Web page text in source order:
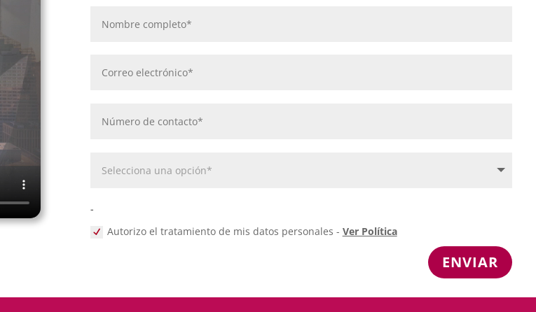
-
Autorizo el tratamiento de mis datos personales - Ver Política
ENVIAR